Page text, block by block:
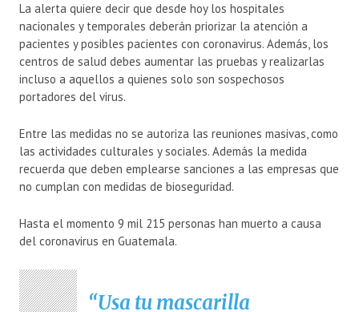
La alerta quiere decir que desde hoy los hospitales
nacionales y temporales deberán priorizar la atención a
pacientes y posibles pacientes con coronavirus. Además, los
centros de salud debes aumentar las pruebas y realizarlas
incluso a aquellos a quienes solo son sospechosos
portadores del virus.
Entre las medidas no se autoriza las reuniones masivas, como
las actividades culturales y sociales. Además la medida
recuerda que deben emplearse sanciones a las empresas que
no cumplan con medidas de bioseguridad.
Hasta el momento 9 mil 215 personas han muerto a causa
del coronavirus en Guatemala.
Usa tu mascarilla